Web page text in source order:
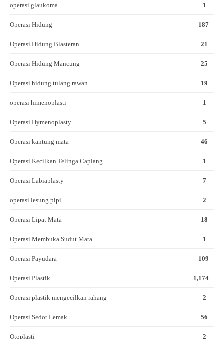
operasi glaukoma 1
Operasi Hidung 187
Operasi Hidung Blasteran 21
Operasi Hidung Mancung 25
Operasi hidung tulang rawan 19
operasi himenoplasti 1
Operasi Hymenoplasty 5
Operasi kantung mata 46
Operasi Kecilkan Telinga Caplang 1
Operasi Labiaplasty 7
operasi lesung pipi 2
Operasi Lipat Mata 18
Operasi Membuka Sudut Mata 1
Operasi Payudara 109
Operasi Plastik 1,174
Operasi plastik mengecilkan rahang 2
Operasi Sedot Lemak 56
Otoplasti 2